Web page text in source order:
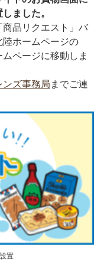
ました。
商品リクエスト」バ
ホームページの
ページに移動しま
ンズ事務局 までご連
置